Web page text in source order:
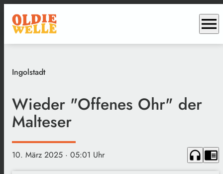
menu
Ingolstadt
Wieder "Offenes Ohr" der
Malteser
10. März 2025 · 05:01 Uhr headphones chrome_reader_mode